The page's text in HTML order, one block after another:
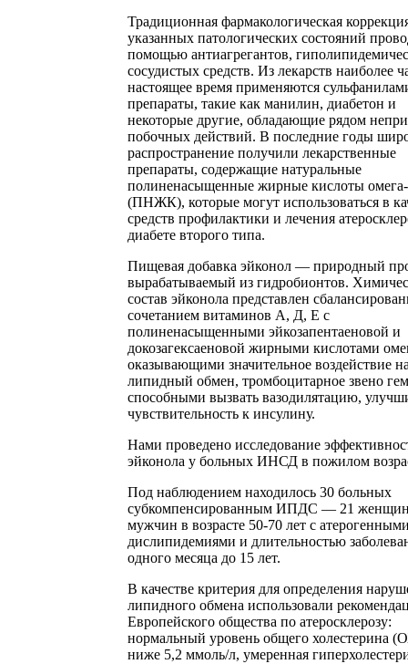
Традиционная фармакологическая
указанных патологических состояний
помощью антиагрегантов,
сосудистых средств. Из лекарств наиболее
настоящее время применяются
препараты, такие как манилин, диабетон и
некоторые другие, обладающие рядом
побочных действий. В последние годы
распространение получили лекарственные
препараты, содержащие натуральные
полиненасыщенные жирные кислоты
(ПНЖК), которые могут использоваться в
средств профилактики и лечения
диабете второго типа.
Пищевая добавка эйконол — природный
вырабатываемый из гидробионтов.
состав эйконола представлен
сочетанием витаминов А, Д, Е с
полиненасыщенными эйкозапентаеновой и
докозагексаеновой жирными кислотами
оказывающими значительное воздействие
липидный обмен, тромбоцитарное звено
способными вызвать вазодилятацию,
чувствительность к инсулину.
Нами проведено исследование
эйконола у больных ИНСД в пожилом
Под наблюдением находилось 30 больных
субкомпенсированным ИПДС — 21
мужчин в возрасте 50-70 лет с
дислипидемиями и длительностью
одного месяца до 15 лет.
В качестве критерия для определения
липидного обмена использовали
Европейского общества по атеросклерозу:
нормальный уровень общего холестерина
ниже 5,2 ммоль/л, умеренная